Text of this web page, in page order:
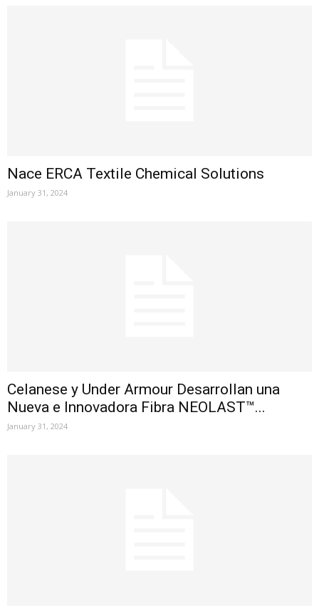
Nace ERCA Textile Chemical Solutions
January 31, 2024
Celanese y Under Armour Desarrollan una
Nueva e Innovadora Fibra NEOLAST™...
January 31, 2024